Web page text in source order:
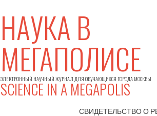
НАУКА В
МЕГАПОЛИСЕ
ЭЛЕКТРОННЫЙ НАУЧНЫЙ ЖУРНАЛ ДЛЯ ОБУЧАЮЩИХСЯ ГОРОДА МОСКВЫ
SCIENCE IN A MEGAPOLIS
СВИДЕТЕЛЬСТВО О